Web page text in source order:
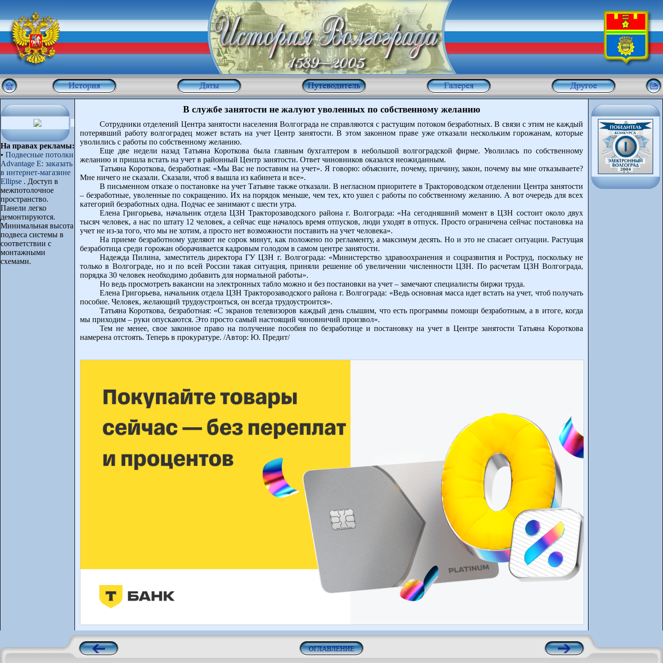
На правах рекламы:
• Подвесные потолки
Advantage E: заказать
в интернет-магазине
Ellipse . Доступ в
межпотолочное
пространство.
Панели легко
демонтируются.
Минимальная высота
подвеса системы в
соответствии с
монтажными
схемами.
В службе занятости не жалуют уволенных по собственному желанию
Сотрудники отделений Центра занятости населения Волгограда не справляются с растущим потоком безработных. В связи с этим не каждый
потерявший работу волгоградец может встать на учет Центр занятости. В этом законном праве уже отказали нескольким горожанам, которые
уволились с работы по собственному желанию.
Еще две недели назад Татьяна Короткова была главным бухгалтером в небольшой волгоградской фирме. Уволилась по собственному
желанию и пришла встать на учет в районный Центр занятости. Ответ чиновников оказался неожиданным.
Татьяна Короткова, безработная: «Мы Вас не поставим на учет». Я говорю: объясните, почему, причину, закон, почему вы мне отказываете?
Мне ничего не сказали. Сказали, чтоб я вышла из кабинета и все».
В письменном отказе о постановке на учет Татьяне также отказали. В негласном приоритете в Трактороводском отделении Центра занятости
– безработные, уволенные по сокращению. Их на порядок меньше, чем тех, кто ушел с работы по собственному желанию. А вот очередь для всех
категорий безработных одна. Подчас ее занимают с шести утра.
Елена Григорьева, начальник отдела ЦЗН Тракторозаводского района г. Волгограда: «На сегодняшний момент в ЦЗН состоит около двух
тысяч человек, а нас по штату 12 человек, а сейчас еще началось время отпусков, люди уходят в отпуск. Просто ограничена сейчас постановка на
учет не из-за того, что мы не хотим, а просто нет возможности поставить на учет человека».
На приеме безработному уделяют не сорок минут, как положено по регламенту, а максимум десять. Но и это не спасает ситуации. Растущая
безработица среди горожан оборачивается кадровым голодом в самом центре занятости.
Надежда Пилина, заместитель директора ГУ ЦЗН г. Волгограда: «Министерство здравоохранения и соцразвития и Роструд, поскольку не
только в Волгограде, но и по всей России такая ситуация, приняли решение об увеличении численности ЦЗН. По расчетам ЦЗН Волгограда,
порядка 30 человек необходимо добавить для нормальной работы».
Но ведь просмотреть вакансии на электронных табло можно и без постановки на учет – замечают специалисты биржи труда.
Елена Григорьева, начальник отдела ЦЗН Тракторозаводского района г. Волгограда: «Ведь основная масса идет встать на учет, чтоб получать
пособие. Человек, желающий трудоустроиться, он всегда трудоустроится».
Татьяна Короткова, безработная: «С экранов телевизоров каждый день слышим, что есть программы помощи безработным, а в итоге, когда
мы приходим – руки опускаются. Это просто самый настоящий чиновничий произвол».
Тем не менее, свое законное право на получение пособия по безработице и постановку на учет в Центре занятости Татьяна Короткова
намерена отстоять. Теперь в прокуратуре. /Автор: Ю. Предит/